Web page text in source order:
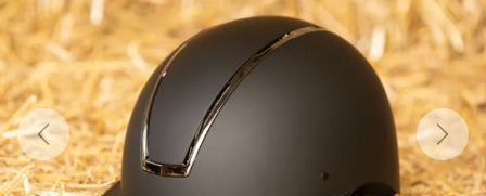
Previous Next